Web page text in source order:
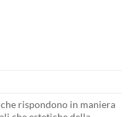
rispondono in maniera